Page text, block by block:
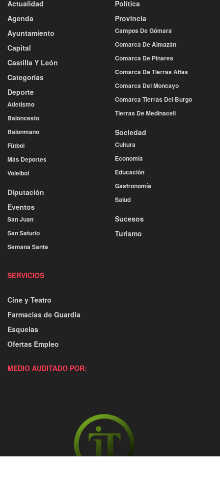
Actualidad
Agenda
Ayuntamiento
Capital
Castilla Y León
Categorías
Deporte
Atletismo
Baloncesto
Balonmano
Fútbol
Más Deportes
Voleibol
Diputación
Eventos
San Juan
San Saturio
Semana Santa
Política
Provincia
Campos De Gómara
Comarca De Almazán
Comarca De Pinares
Comarca De Tierras Altas
Comarca Del Moncayo
Comarca Tierras Del Burgo
Tierras De Medinaceli
Sociedad
Cultura
Economía
Educación
Gastronomía
Salud
Sucesos
Turismo
SERVICIOS
Cine y Teatro
Farmacias de Guardia
Esquelas
Ofertas Empleo
MEDIO AUDITADO POR: